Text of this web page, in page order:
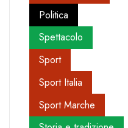
Politica
Spettacolo
Sport
Sport Italia
Sport Marche